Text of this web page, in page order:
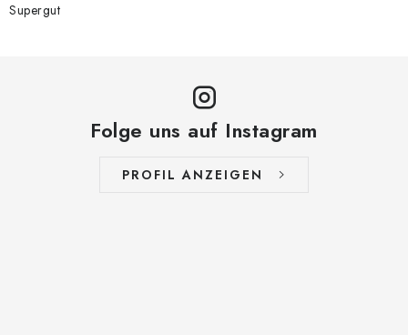
Supergut
Folge uns auf Instagram
PROFIL ANZEIGEN